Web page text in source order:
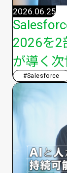
2026を2
が導く
2026.06.25
#Salesforce